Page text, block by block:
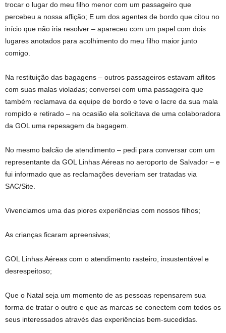
trocar o lugar do meu filho menor com um passageiro que
percebeu a nossa aflição; E um dos agentes de bordo que citou no
início que não iria resolver – apareceu com um papel com dois
lugares anotados para acolhimento do meu filho maior junto
comigo.
Na restituição das bagagens – outros passageiros estavam aflitos
com suas malas violadas; conversei com uma passageira que
também reclamava da equipe de bordo e teve o lacre da sua mala
rompido e retirado – na ocasião ela solicitava de uma colaboradora
da GOL uma repesagem da bagagem.
No mesmo balcão de atendimento – pedi para conversar com um
representante da GOL Linhas Aéreas no aeroporto de Salvador – e
fui informado que as reclamações deveriam ser tratadas via
SAC/Site.
Vivenciamos uma das piores experiências com nossos filhos;
As crianças ficaram apreensivas;
GOL Linhas Aéreas com o atendimento rasteiro, insustentável e
desrespeitoso;
Que o Natal seja um momento de as pessoas repensarem sua
forma de tratar o outro e que as marcas se conectem com todos os
seus interessados através das experiências bem-sucedidas.